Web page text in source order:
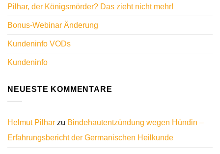
Pilhar, der Königsmörder? Das zieht nicht mehr!
Bonus-Webinar Änderung
Kundeninfo VODs
Kundeninfo
NEUESTE KOMMENTARE
Helmut Pilhar zu Bindehautentzündung wegen Hündin –
Erfahrungsbericht der Germanischen Heilkunde